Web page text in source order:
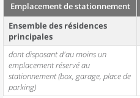
Emplacement de stationnement
Ensemble des résidences
principales
dont disposant d'au moins un
emplacement réservé au
stationnement (box, garage, place de
parking)